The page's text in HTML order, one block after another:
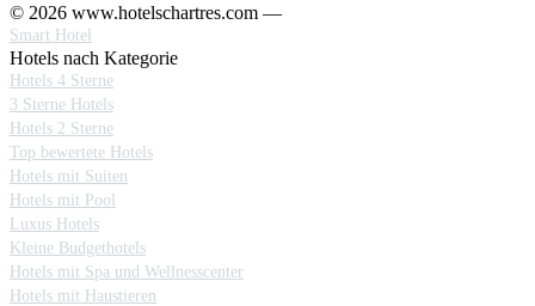
© 2026 www.hotelschartres.com —
Smart Hotel
Hotels nach Kategorie
Hotels 4 Sterne
3 Sterne Hotels
Hotels 2 Sterne
Top bewertete Hotels
Hotels mit Suiten
Hotels mit Pool
Luxus Hotels
Kleine Budgethotels
Hotels mit Spa und Wellnesscenter
Hotels mit Haustieren